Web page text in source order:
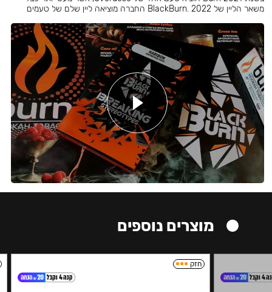
משאר הליין של BlackBurn. 2022 החברה מוציאה ליין שלם של טעמים
מוצרים נוספים
חזק